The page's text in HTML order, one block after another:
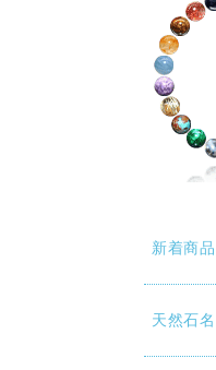
新着商品
天然石
再生時に画質が低い場合